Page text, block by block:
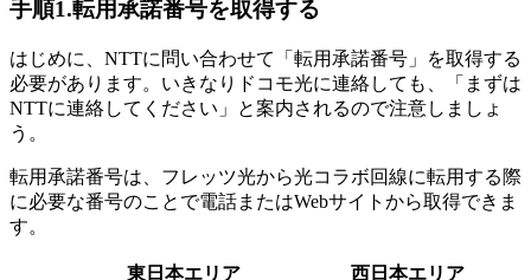
手順1.転用承諾番号を取得する
はじめに、NTTに問い合わせて「転用承諾番号」を取得する
必要があります。いきなりドコモ光に連絡しても、「まずは
NTTに連絡してください」と案内されるので注意しましょ
う。
転用承諾番号は、フレッツ光から光コラボ回線に転用する際
に必要な番号のことで電話またはWebサイトから取得できま
す。
東日本エリア 西日本エリア